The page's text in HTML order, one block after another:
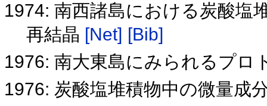
1974: 南西諸島における炭酸塩
再結晶 [Net] [Bib]
1976: 南大東島にみられるプ
1976: 炭酸塩堆積物中の微量成